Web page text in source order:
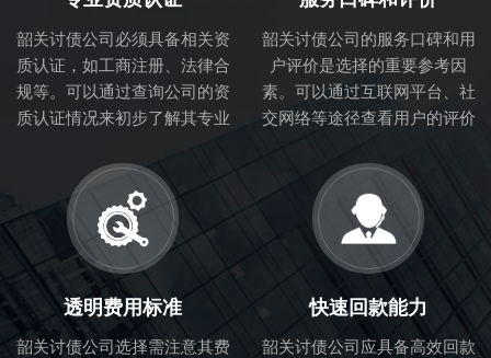
韶关讨债公司必须具备相关资
质认证，如工商注册、法律合
规等。可以通过查询公司的资
质认证情况来初步了解其专业
韶关讨债公司的服务口碑和用
户评价是选择的重要参考因
素。可以通过互联网平台、社
交网络等途径查看用户的评价
服务质量。
透明费用标准
韶关讨债公司选择需注意其费
快速回款能力
韶关讨债公司应具备高效回款